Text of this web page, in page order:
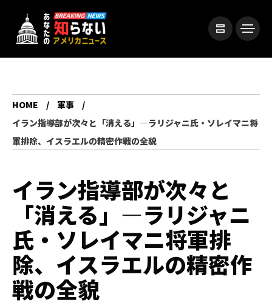
HOME
軍事
イラン指導部が次々と「消える」—ラリジャニ氏・ソレイマニ将
軍排除、イスラエルの精密作戦の全貌
イラン指導部が次々と
「消える」—ラリジャニ
氏・ソレイマニ将軍排
除、イスラエルの精密作
戦の全貌